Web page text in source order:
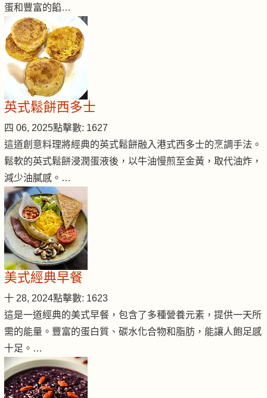
蛋和豐富的餡…
英式鬆餅西多士
四 06, 2025點擊數: 1627
這道創意料理將經典的英式鬆餅融入港式西多士的烹調手法。
鬆軟的英式鬆餅浸潤蛋液後，以牛油慢煎至金黃，取代油炸，
減少油膩感。…
美式經典早餐
十 28, 2024點擊數: 1623
這是一道經典的美式早餐，包含了多種營養元素，提供一天所
需的能量。豐富的蛋白質、碳水化合物和脂肪，能讓人飽足感
十足。…